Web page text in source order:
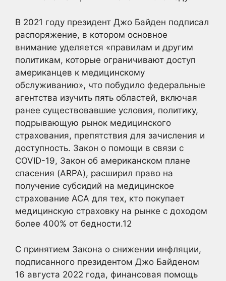
В 2021 году президент Джо Байден подписал
распоряжение, в котором основное
внимание уделяется «правилам и другим
политикам, которые ограничивают доступ
американцев к медицинскому
обслуживанию», что побудило федеральные
агентства изучить пять областей, включая
ранее существовавшие условия, политику,
подрывающую рынок медицинского
страхования, препятствия для зачисления и
доступность. Закон о помощи в связи с
COVID-19, Закон об американском плане
спасения (ARPA), расширил право на
получение субсидий на медицинское
страхование ACA для тех, кто покупает
медицинскую страховку на рынке с доходом
более 400% от бедности.12
С принятием Закона о снижении инфляции,
подписанного президентом Джо Байденом
16 августа 2022 года, финансовая помощь